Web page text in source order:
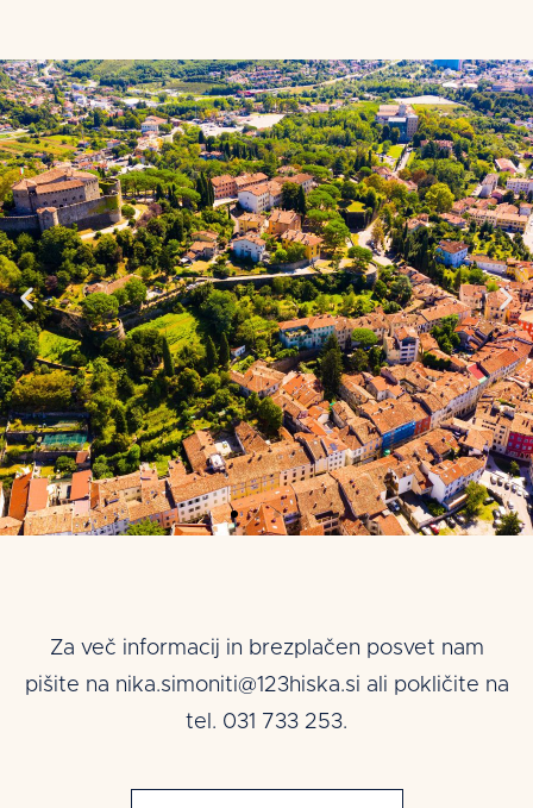
Za več informacij in brezplačen posvet nam
pišite na nika.simoniti@123hiska.si ali pokličite na
tel. 031 733 253.